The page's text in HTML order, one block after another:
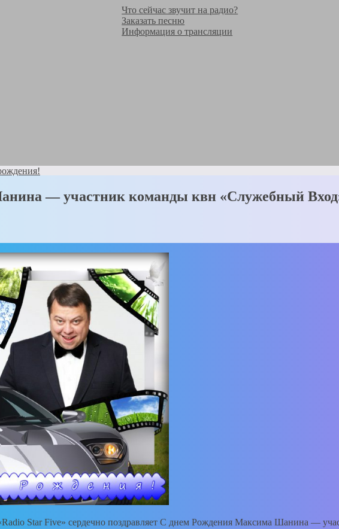
Что сейчас звучит на радио?
Заказать песню
Информация о трансляции
— участник команды квн «Служебный
Star Five» сердечно поздравляет C днем Рождения Максима Шанина —